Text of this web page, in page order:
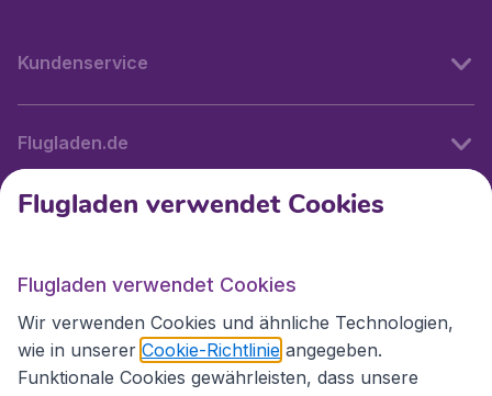
Kundenservice
Flugladen.de
Internationale Webseiten
Folgen Sie uns:
Flugladen verwendet Cookies
Flugladen verwendet Cookies
Wir verwenden Cookies und ähnliche Technologien,
wie in unserer Cookie-Richtlinie angegeben.
Funktionale Cookies gewährleisten, dass unsere